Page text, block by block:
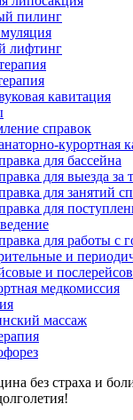
пилинг
лифтинг
кавитация
справок
курортная
для бассейна
для выезда
для занятий
для
для работы с
и
и
медкомиссия
массаж
без страха и